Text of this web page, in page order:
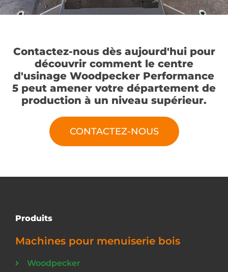
Contactez-nous dès aujourd'hui pour
découvrir comment le centre
d'usinage Woodpecker Performance
5 peut amener votre département de
production à un niveau supérieur.
CONTACTEZ-NOUS
Produits
Machines pour menuiserie bois
Woodpecker